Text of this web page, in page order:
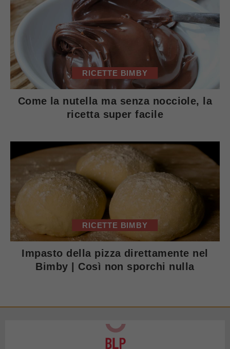
RICETTE BIMBY
Come la nutella ma senza nocciole, la
ricetta super facile
RICETTE BIMBY
Impasto della pizza direttamente nel
Bimby | Così non sporchi nulla